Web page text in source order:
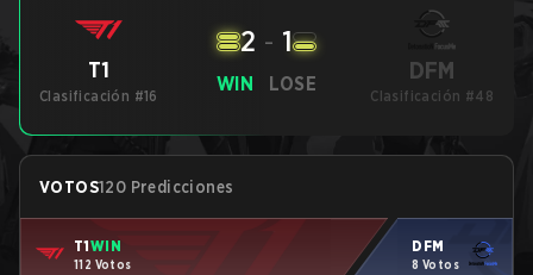
T1
Clasificación #16
WIN
2 - 1
LOSE DFM
Clasificación #48
VOTOS120 Predicciones
T1WIN
112 Votos
DFM
8 Votos